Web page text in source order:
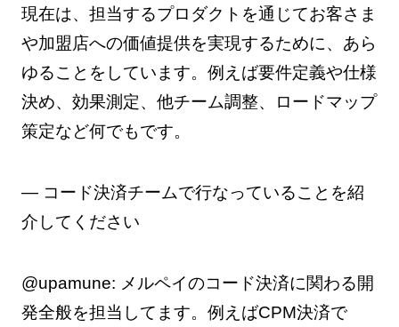
現在は、担当するプロダクトを通じてお客さま
や加盟店への価値提供を実現するために、あら
ゆることをしています。例えば要件定義や仕様
決め、効果測定、他チーム調整、ロードマップ
策定など何でもです。
— コード決済チームで行なっていることを紹
介してください
@upamune: メルペイのコード決済に関わる開
発全般を担当してます。例えばCPM決済で